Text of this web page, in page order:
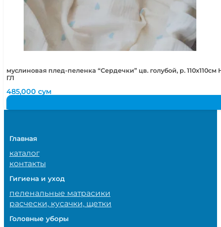
муслиновая плед-пеленка “Сердечки” цв. голубой, р.
ГЛ
485,000сум
Главная
каталог
контакты
Гигиена и уход
пеленальные матрасики
расчески, кусачки, щетки
Головные уборы